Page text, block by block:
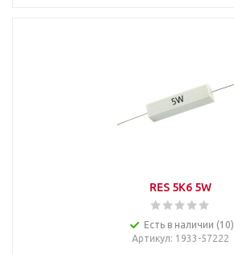
RES 5K6 5W
Есть в наличии (10)
Артикул: 1933-57222